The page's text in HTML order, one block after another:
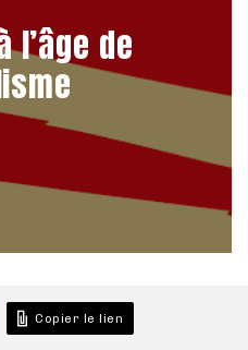
l’âge de
Copier le lien